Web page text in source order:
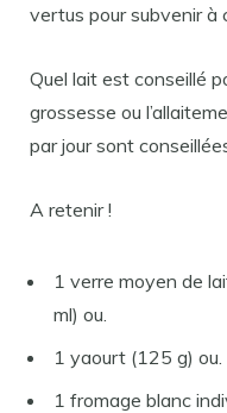
vertus pour subvenir à
Quel lait est conseillé
grossesse ou
par jour sont
A retenir !
1 verre moyen de
ml) ou.
1 yaourt (125 g) ou.
1 fromage blanc